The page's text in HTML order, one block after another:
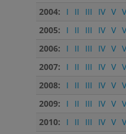
2004: I II III IV V
2005:
I II III IV V
2006:
I II III IV V
2007:
I II III IV V
2008:
I II III IV V
2009:
I II III IV V
2010:
I II III IV V